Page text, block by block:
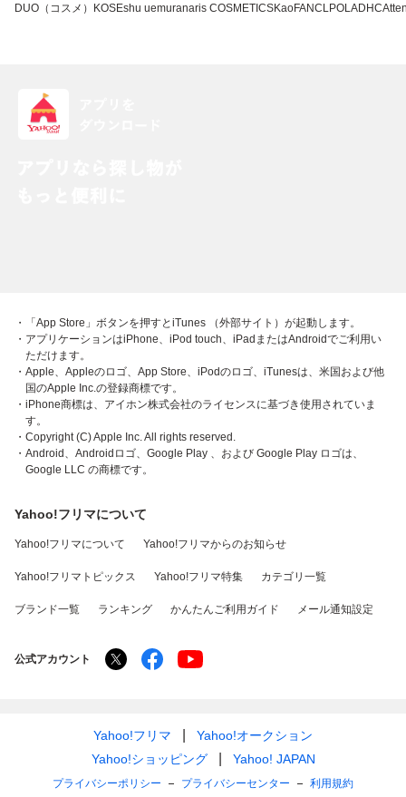
DUO（コスメ） KOSEshu uemuranaris COSMETICSKaoFANCLPOLADHC
・「App Store」ボタンを押すとiTunes （外部サイト）が起動します。
・アプリケーションはiPhone、iPod touch、iPadまたはAndroidでご利用い
ただけます。
・Apple、Appleのロゴ、App Store、iPodのロゴ、iTunesは、米国および他
国のApple Inc.の登録商標です。
・iPhone商標は、アイホン株式会社のライセンスに基づき使用されていま
す。
・Copyright (C) Apple Inc. All rights reserved.
・Android、Androidロゴ、Google Play 、および Google Play ロゴは、
Google LLC の商標です。
Yahoo!フリマについて
Yahoo!フリマについて Yahoo!フリマからのお知らせ
Yahoo!フリマトピックス Yahoo!フリマ特集 カテゴリ一覧
ブランド一覧 ランキング かんたんご利用ガイド メール通知設定
公式アカウント
Yahoo!フリマ
Yahoo!オークション
Yahoo!ショッピング
Yahoo! JAPAN
プライバシーポリシー プライバシーセンター 利用規約